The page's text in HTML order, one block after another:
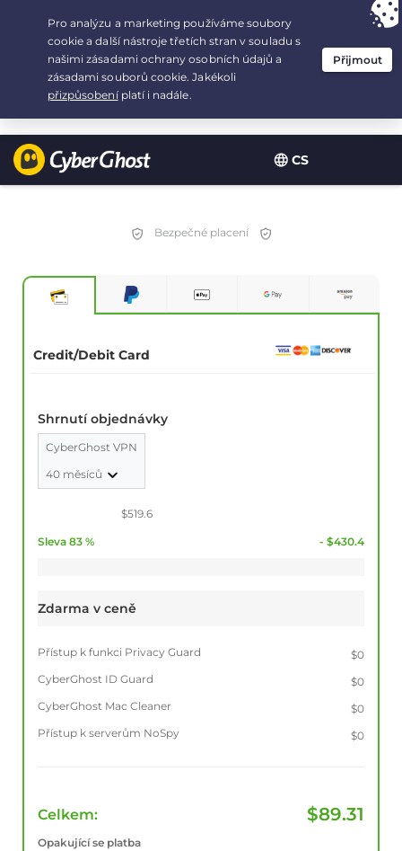
CS
Your choice:The Best Dealfor 3.3333333333333-years at $
/month
Bezpečné placení
Credit/Debit Card
Shrnutí objednávky
CyberGhost VPN
40 měsíců
$519.6
Sleva 83 % - $430.4
Zdarma v ceně
Přístup k funkci Privacy Guard
$0
CyberGhost ID Guard
$0
CyberGhost Mac Cleaner
$0
Přístup k serverům NoSpy
$0
Celkem: $89.31
Opakující se platba